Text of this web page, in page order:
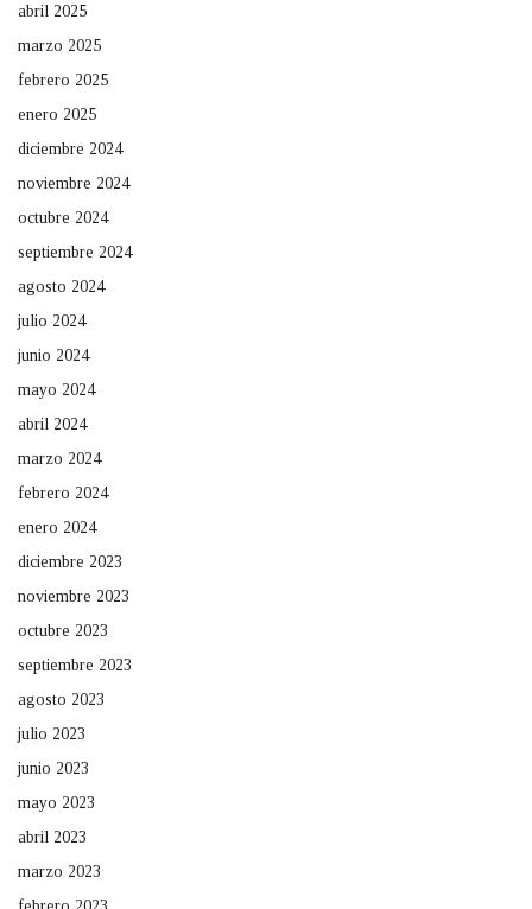
abril 2025
marzo 2025
febrero 2025
enero 2025
diciembre 2024
noviembre 2024
octubre 2024
septiembre 2024
agosto 2024
julio 2024
junio 2024
mayo 2024
abril 2024
marzo 2024
febrero 2024
enero 2024
diciembre 2023
noviembre 2023
octubre 2023
septiembre 2023
agosto 2023
julio 2023
junio 2023
mayo 2023
abril 2023
marzo 2023